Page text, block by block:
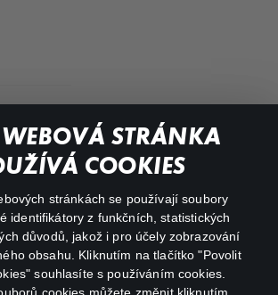
STRÁNKA
COOKIES
stránkách se používají soubory
identifikátory z funkčních, statistických
důvodů, jakož i pro účely zobrazování
obsahu. Kliknutím na tlačítko "Povolit
souhlasíte s používáním cookies.